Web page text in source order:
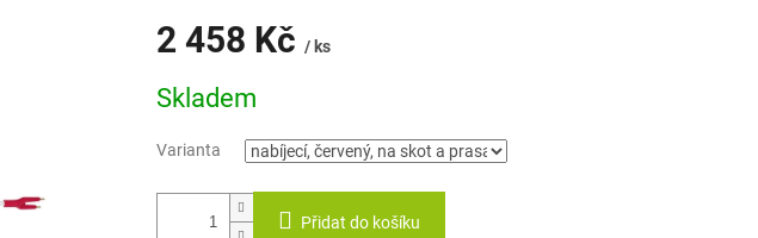
2 458 Kč / ks
cena:
Skladem
Varianta
Přidat do košíku